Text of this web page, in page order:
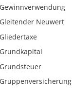
Gewinnverwendung
Gleitender Neuwert
Gliedertaxe
Grundkapital
Grundsteuer
Gruppenversicherung